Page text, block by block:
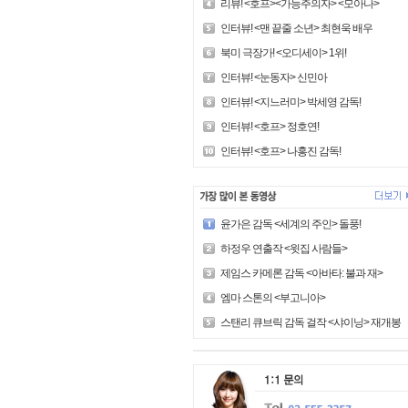
리뷰! <호프><가능주의자> <모아나>
인터뷰! <맨 끝줄 소년> 최현욱 배우
북미 극장가! <오디세이> 1위!
인터뷰! <눈동자> 신민아
인터뷰! <지느러미> 박세영 감독!
인터뷰! <호프> 정호연!
인터뷰! <호프> 나홍진 감독!
윤가은 감독 <세계의 주인> 돌풍!
하정우 연출작 <윗집 사람들>
제임스 카메론 감독 <아바타: 불과 재>
엠마 스톤의 <부고니아>
스탠리 큐브릭 감독 걸작 <샤이닝> 재개봉!